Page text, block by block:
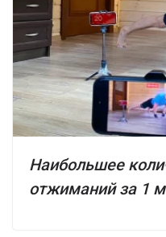
Наибольшее
отжиманий за 1